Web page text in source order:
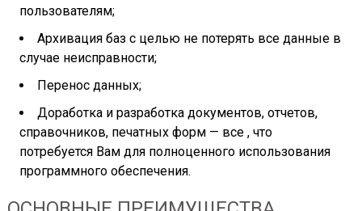
пользователям;
Архивация баз с целью не потерять все данные в
случае неисправности;
Перенос данных;
Доработка и разработка документов, отчетов,
справочников, печатных форм — все , что
потребуется Вам для полноценного использования
программного обеспечения.